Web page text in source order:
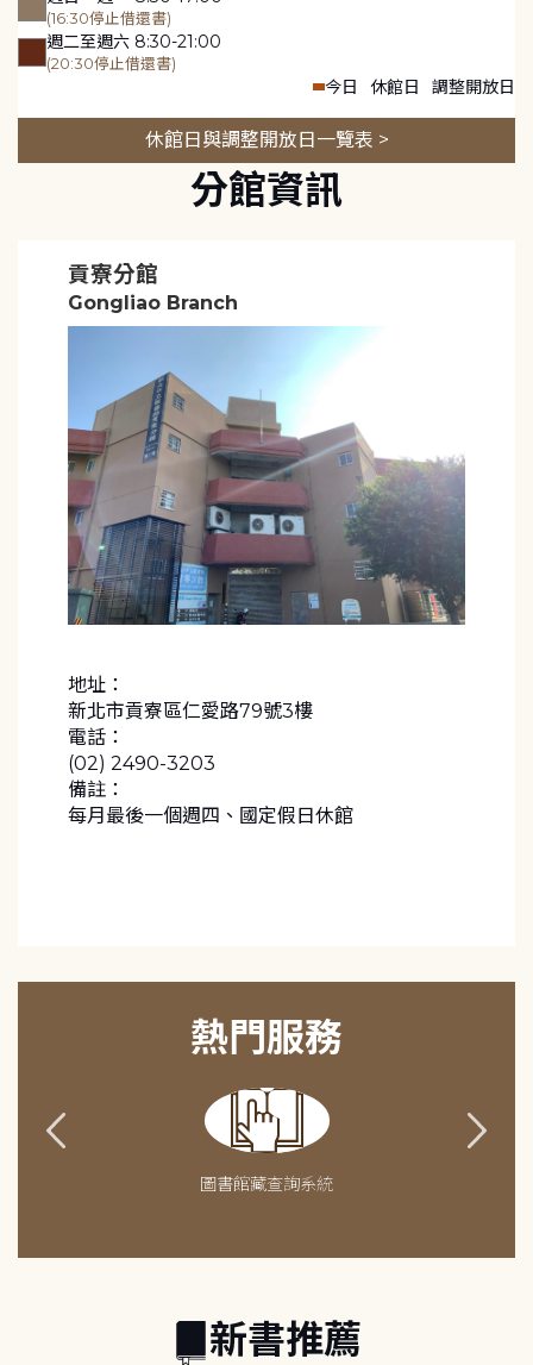
(16:30停止借還書)
週二至週六 8:30-21:00
(20:30停止借還書)
今日 休館日 調整開放日
休館日與調整開放日一覽表 >
分館資訊
貢寮分館
Gongliao Branch
地址：
新北市貢寮區仁愛路79號3樓
電話：
(02) 2490-3203
備註：
每月最後一個週四、國定假日休館
熱門服務
圖書館藏查詢系統
新書推薦